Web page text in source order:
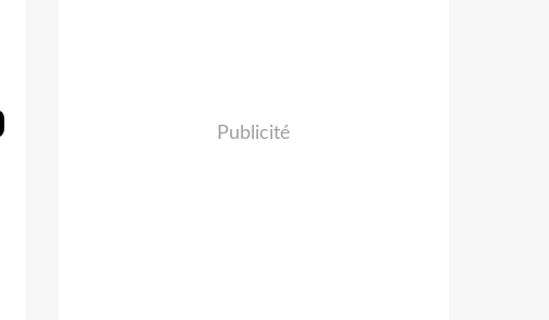
Publicité